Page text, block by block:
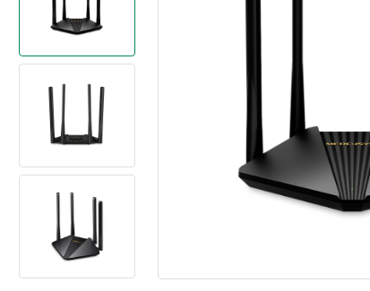
MERCUSYS
MR30G
MERCUSYS